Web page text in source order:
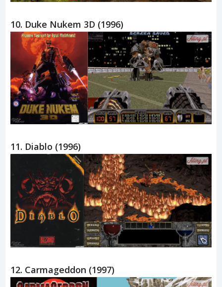
10. Duke Nukem 3D (1996)
11. Diablo (1996)
12. Carmageddon (1997)